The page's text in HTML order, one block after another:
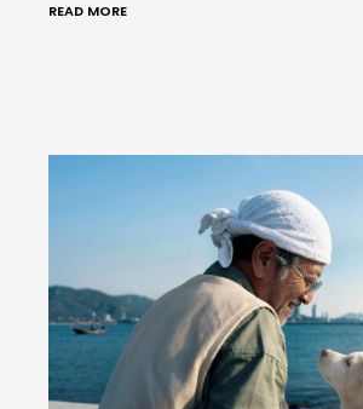
READ MORE